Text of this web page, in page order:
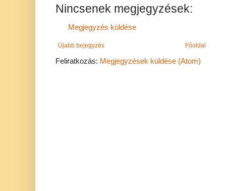
Nincsenek megjegyzések:
Megjegyzés küldése
Újabb bejegyzés Főoldal
Feliratkozás: Megjegyzések küldése (Atom)